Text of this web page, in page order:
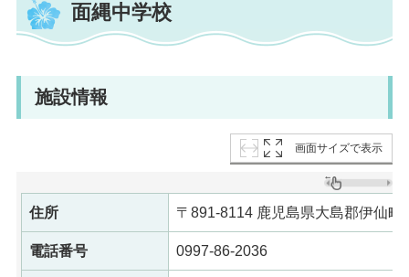
面縄中学校
施設情報
画面サイズで表示
住所 〒891-8114 鹿児島県大島郡伊仙町
電話番号 0997-86-2036